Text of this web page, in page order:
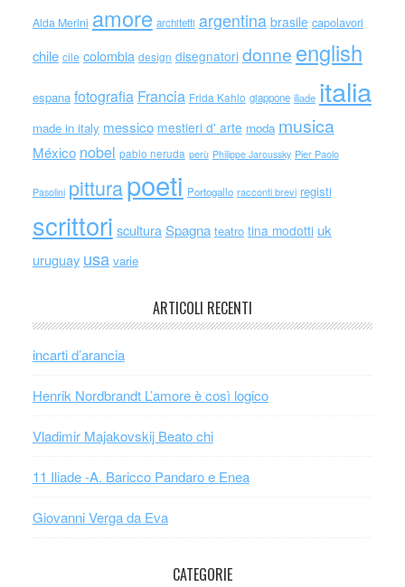
Alda Merini amore architetti argentina brasile capolavori
chile cile colombia design disegnatori donne english
espana fotografia Francia Frida Kahlo giappone iliade italia
made in italy messico mestieri d' arte moda musica
México nobel pablo neruda perù Philippe Jaroussky Pier Paolo
Pasolini pitturapoeti Portogallo racconti brevi registi
scrittori scultura Spagna teatro tina modotti uk
uruguay usa varie
ARTICOLI RECENTI
incarti d’arancia
Henrik Nordbrandt L’amore è così logico
Vladimir Majakovskij Beato chi
11 Iliade -A. Baricco Pandaro e Enea
Giovanni Verga da Eva
CATEGORIE